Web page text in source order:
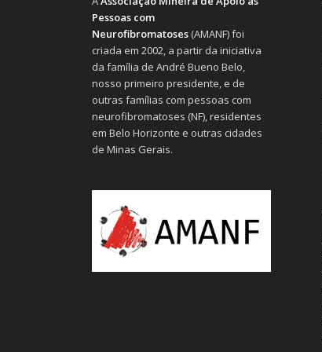
Pessoas com
Neurofibromatoses (AMANF) foi
criada em 2002, a partir da iniciativa
da família de André Bueno Belo,
nosso primeiro presidente, e de
outras famílias com pessoas com
neurofibromatoses (NF), residentes
em Belo Horizonte e outras cidades
de Minas Gerais.